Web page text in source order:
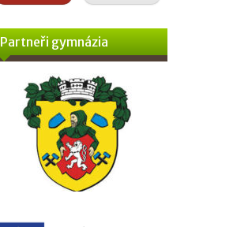
Partneři gymnázia